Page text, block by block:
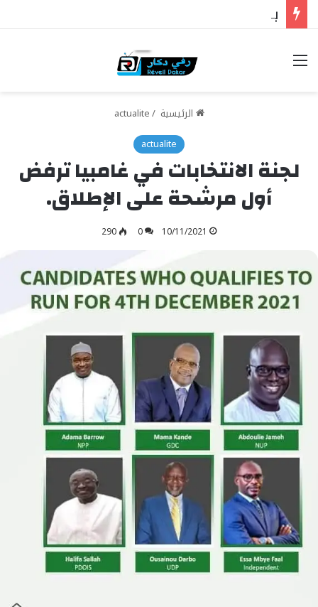
خيارات
الرئيسية /
actualite
actualite
لجنة الانتخابات في غامبيا ترفض
أول مرشحة على الإطلاق.
10/11/2021
0
290